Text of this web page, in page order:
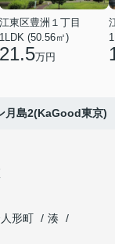
江東区豊洲１丁目
1LDK (50.56㎡)
21.5万円
月島2(KaGood東京)
形町
湊